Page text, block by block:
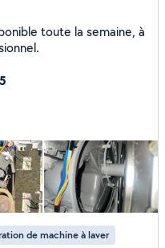
toute la semaine, à
de machine à laver